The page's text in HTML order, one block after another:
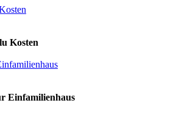
Kosten
Einfamilienhaus